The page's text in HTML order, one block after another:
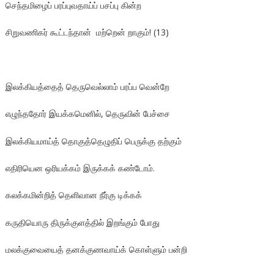
செந்தமிழைப் பரப்புவதாய்ப் பசப்பு கின்ற
சிறுவணிகர் கூட்டந்தான் மற்றென் றாகும்! (13)
இலக்கியத்தைத் தெருவெல்லாம் பரப்ப வென்றே
எழுந்ததோர் இயக்கமெனில், தெருவின் பேச்சை
இலக்கியமாய்த் தொகுத்தெழுதிப் பெருக்கு தற்கும்
எதிரியென ஒரியக்கம் இருக்கக் கண்டோம்.
கலக்கமின்றித் தெளிவான நீர்கு டிக்கக்
கருதியொரு திருக்குளத்தில் இறங்கும் போது
மலக்குவையைத் தனக்குணவாய்க் கொள்ளும் பன்றி